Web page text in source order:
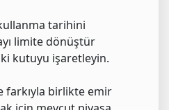
tarihini
limite dönüştür
kutuyu işaretleyin.
farkıyla birlikte emir